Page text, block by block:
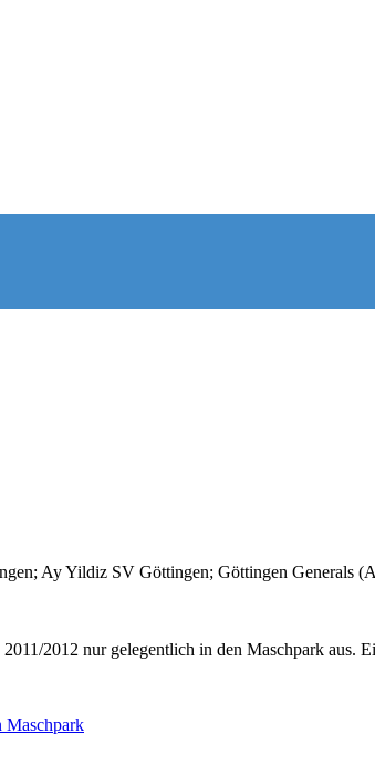
Ay Yildiz SV Göttingen; Göttingen Generals
2012 nur gelegentlich in den Maschpark aus.
Maschpark